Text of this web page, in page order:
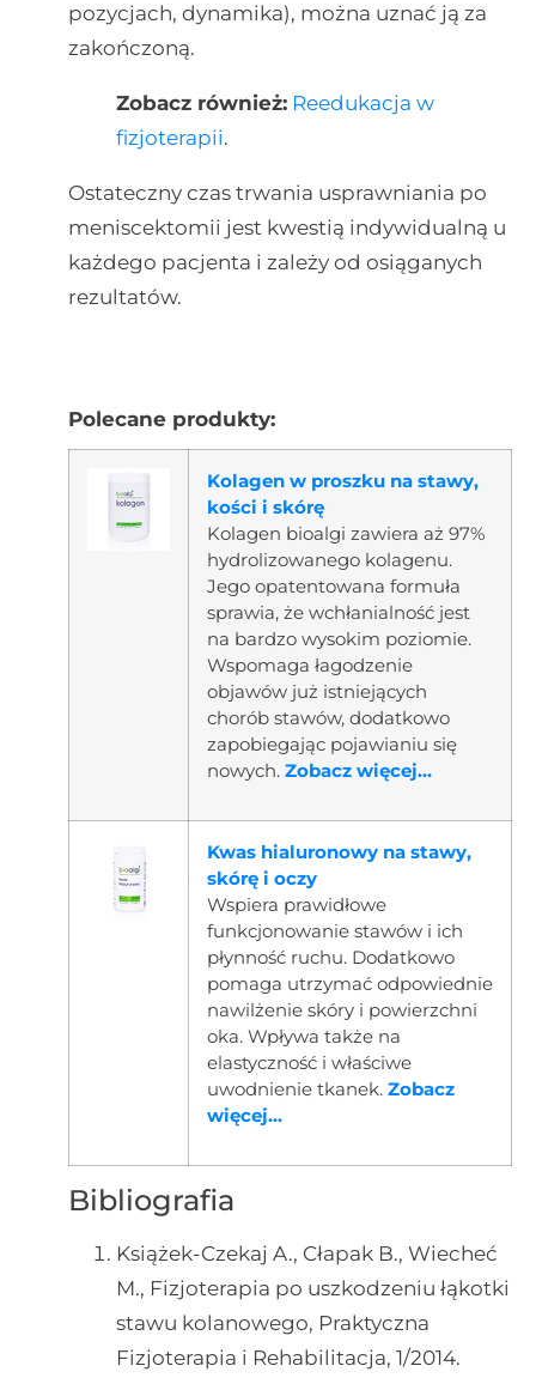
pozycjach, dynamika), można uznać ją za
zakończoną.
Zobacz również: Reedukacja w
fizjoterapii.
Ostateczny czas trwania usprawniania po
meniscektomii jest kwestią indywidualną u
każdego pacjenta i zależy od osiąganych
rezultatów.
Polecane produkty:
Kolagen w proszku na stawy,
kości i skórę
Kolagen bioalgi zawiera aż 97%
hydrolizowanego kolagenu.
Jego opatentowana formuła
sprawia, że wchłanialność jest
na bardzo wysokim poziomie.
Wspomaga łagodzenie
objawów już istniejących
chorób stawów, dodatkowo
zapobiegając pojawianiu się
nowych. Zobacz więcej...
Kwas hialuronowy na stawy,
skórę i oczy
Wspiera prawidłowe
funkcjonowanie stawów i ich
płynność ruchu. Dodatkowo
pomaga utrzymać odpowiednie
nawilżenie skóry i powierzchni
oka. Wpływa także na
elastyczność i właściwe
uwodnienie tkanek. Zobacz
więcej...
Bibliografia
Książek-Czekaj A., Cłapak B., Wiecheć
M., Fizjoterapia po uszkodzeniu łąkotki
stawu kolanowego, Praktyczna
Fizjoterapia i Rehabilitacja, 1/2014.